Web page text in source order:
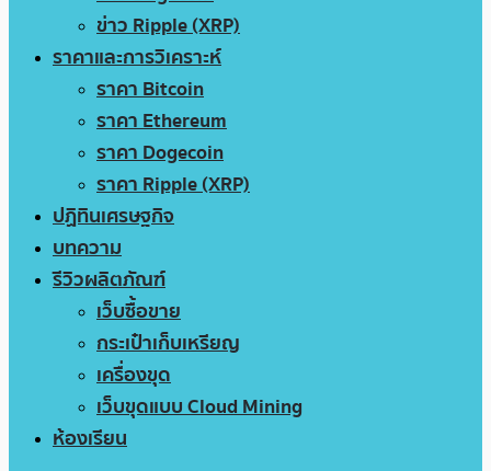
ข่าว Ripple (XRP)
ราคาและการวิเคราะห์
ราคา Bitcoin
ราคา Ethereum
ราคา Dogecoin
ราคา Ripple (XRP)
ปฏิทินเศรษฐกิจ
บทความ
รีวิวผลิตภัณฑ์
เว็บซื้อขาย
กระเป๋าเก็บเหรียญ
เครื่องขุด
เว็บขุดแบบ Cloud Mining
ห้องเรียน